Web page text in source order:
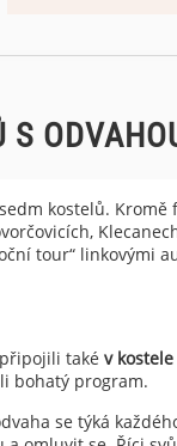
válce byl z
S
kostelů. Kromě
tour“ linkovými
také v
bohatý program.
se týká